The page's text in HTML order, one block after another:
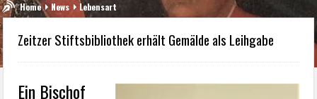
Home News Lebensart
Zeitzer Stiftsbibliothek erhält Gemälde als Leihgabe
Ein Bischof